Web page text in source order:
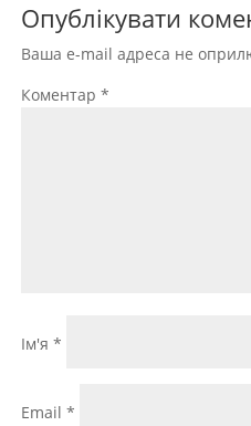
Опублікувати
Ваша e-mail адреса не
Коментар*
Ім'я*
Email*